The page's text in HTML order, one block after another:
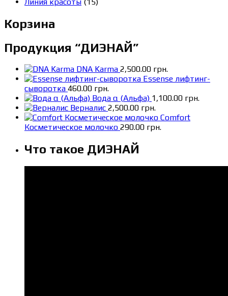
Корзина
Продукция “ДИЭНАЙ”
DNA Karma 2,500.00 грн.
Essense лифтинг-
сыворотка 460.00 грн.
Вода α (Альфа) 1,100.00 грн.
Верналис 2,500.00 грн.
Comfort
Косметическое молочко 290.00 грн.
Что такое ДИЭНАЙ